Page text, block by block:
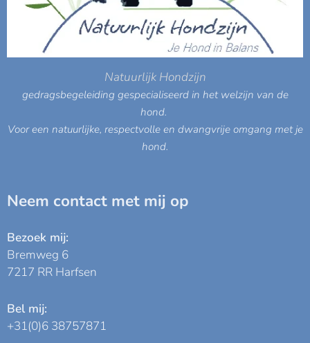
Natuurlijk Hondzijn
gedragsbegeleiding gespecialiseerd in het welzijn van de
hond.
Voor een natuurlijke, respectvolle en dwangvrije omgang met je
hond.
Neem contact met mij op
Bezoek mij:
Bremweg 6
7217 RR Harfsen
Bel mij:
+31(0)6 38757871